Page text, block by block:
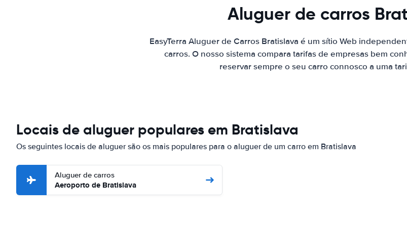
Aluguer de carros
EasyTerra Aluguer de Carros Bratislava é um sítio Web
carros. O nosso sistema compara tarifas de empresas bem
reservar sempre o seu carro connosco a uma
Locais de aluguer populares em Bratislava
Os seguintes locais de aluguer são os mais populares para o aluguer de um carro em Bratislava
Aluguer de carros
Aeroporto de Bratislava